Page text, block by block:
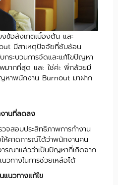
ข้อสังเกตเบื้องต้น และ
มีสาเหตุปัจจัยที่ซับซ้อน
ระบวนการจัดและแก้ไขปัญหา
มากที่สุด และ ใช่ค่ะ พี่กล้วยมี
หาพนักงาน Burnout มาฝาก
งานที่ลดลง
จสอบประสิทธิภาพการทำงาน
ให้คาดการณ์ได้ว่าพนักงานคน
รณาแล้วว่าเป็นปัญหาที่เกิดจาก
วทางในการช่วยเหลือได้
นวทางแก้ไข